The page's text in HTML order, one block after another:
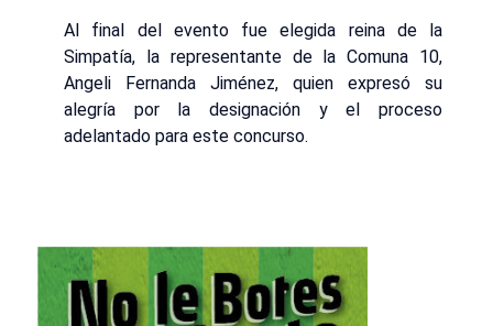
Al final del evento fue elegida reina de la
Simpatía, la representante de la Comuna 10,
Angeli Fernanda Jiménez, quien expresó su
alegría por la designación y el proceso
adelantado para este concurso.